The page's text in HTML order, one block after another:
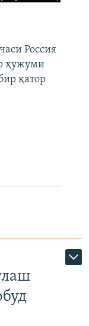
Россия
ҳужуми
қатор